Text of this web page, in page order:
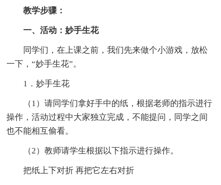
教学步骤：
一、活动：妙手生花
同学们，在上课之前，我们先来做个小游戏，放松
一下，“妙手生花”。
1．妙手生花
（1）请同学们拿好手中的纸，根据老师的指示进行
操作，活动过程中大家独立完成，不能提问，同学之间
也不能相互偷看。
（2）教师请学生根据以下指示进行操作。
把纸上下对折 再把它左右对折